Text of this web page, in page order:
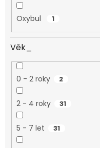
Oxybul 1
Věk_
0 - 2 roky 2
2 - 4 roky 31
5 - 7 let 31